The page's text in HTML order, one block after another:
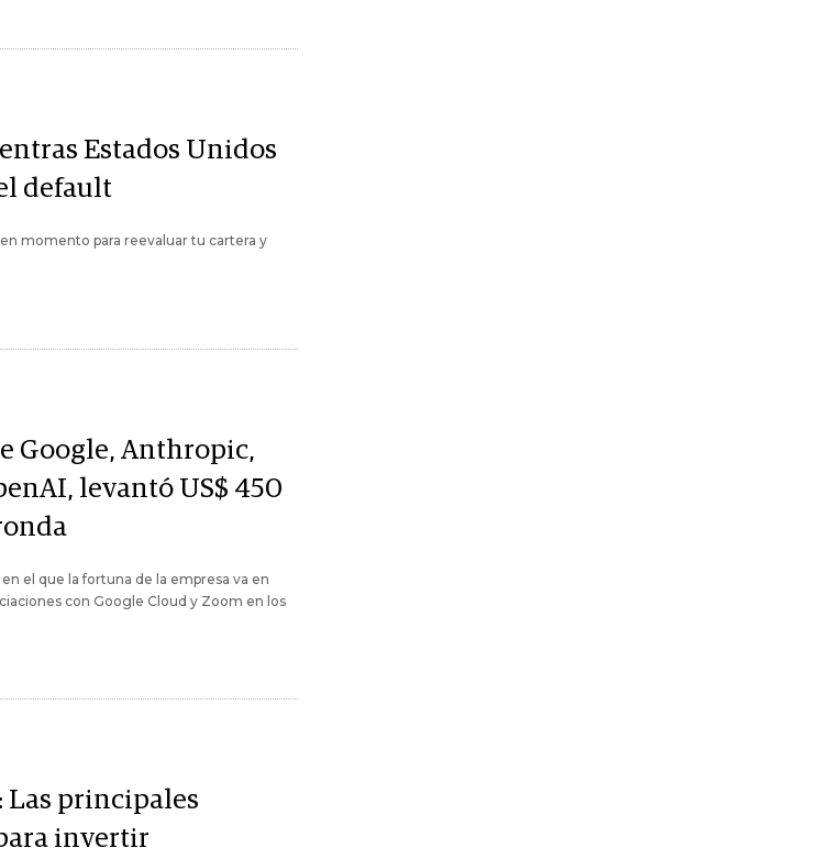
Estados Unidos
default
momento para reevaluar tu cartera y
Google, Anthropic,
levantó US$ 450
el que la fortuna de la empresa va en
con Google Cloud y Zoom en los
Las principales
invertir